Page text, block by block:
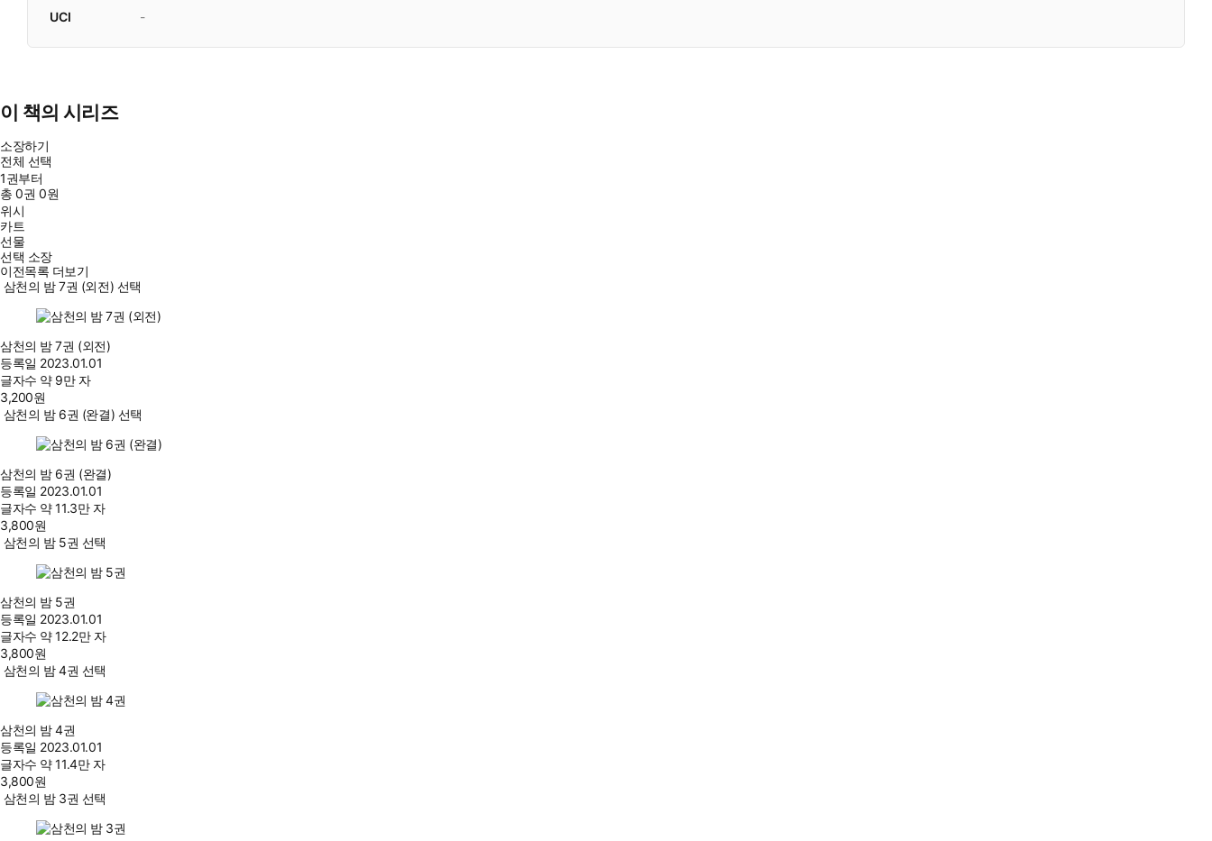
UCI
-
이 책의 시리즈
소장하기
전체 선택
1권부터
총0권 0원
위시
카트
선물
선택 소장
이전목록 더보기
삼천의 밤 7권 (외전) 선택
삼천의 밤 7권 (외전)
등록일 2023.01.01
글자수 약 9만 자
3,200원
삼천의 밤 6권 (완결) 선택
삼천의 밤 6권 (완결)
등록일 2023.01.01
글자수 약 11.3만 자
3,800원
삼천의 밤 5권 선택
삼천의 밤 5권
등록일 2023.01.01
글자수 약 12.2만 자
3,800원
삼천의 밤 4권 선택
삼천의 밤 4권
등록일 2023.01.01
글자수 약 11.4만 자
3,800원
삼천의 밤 3권 선택